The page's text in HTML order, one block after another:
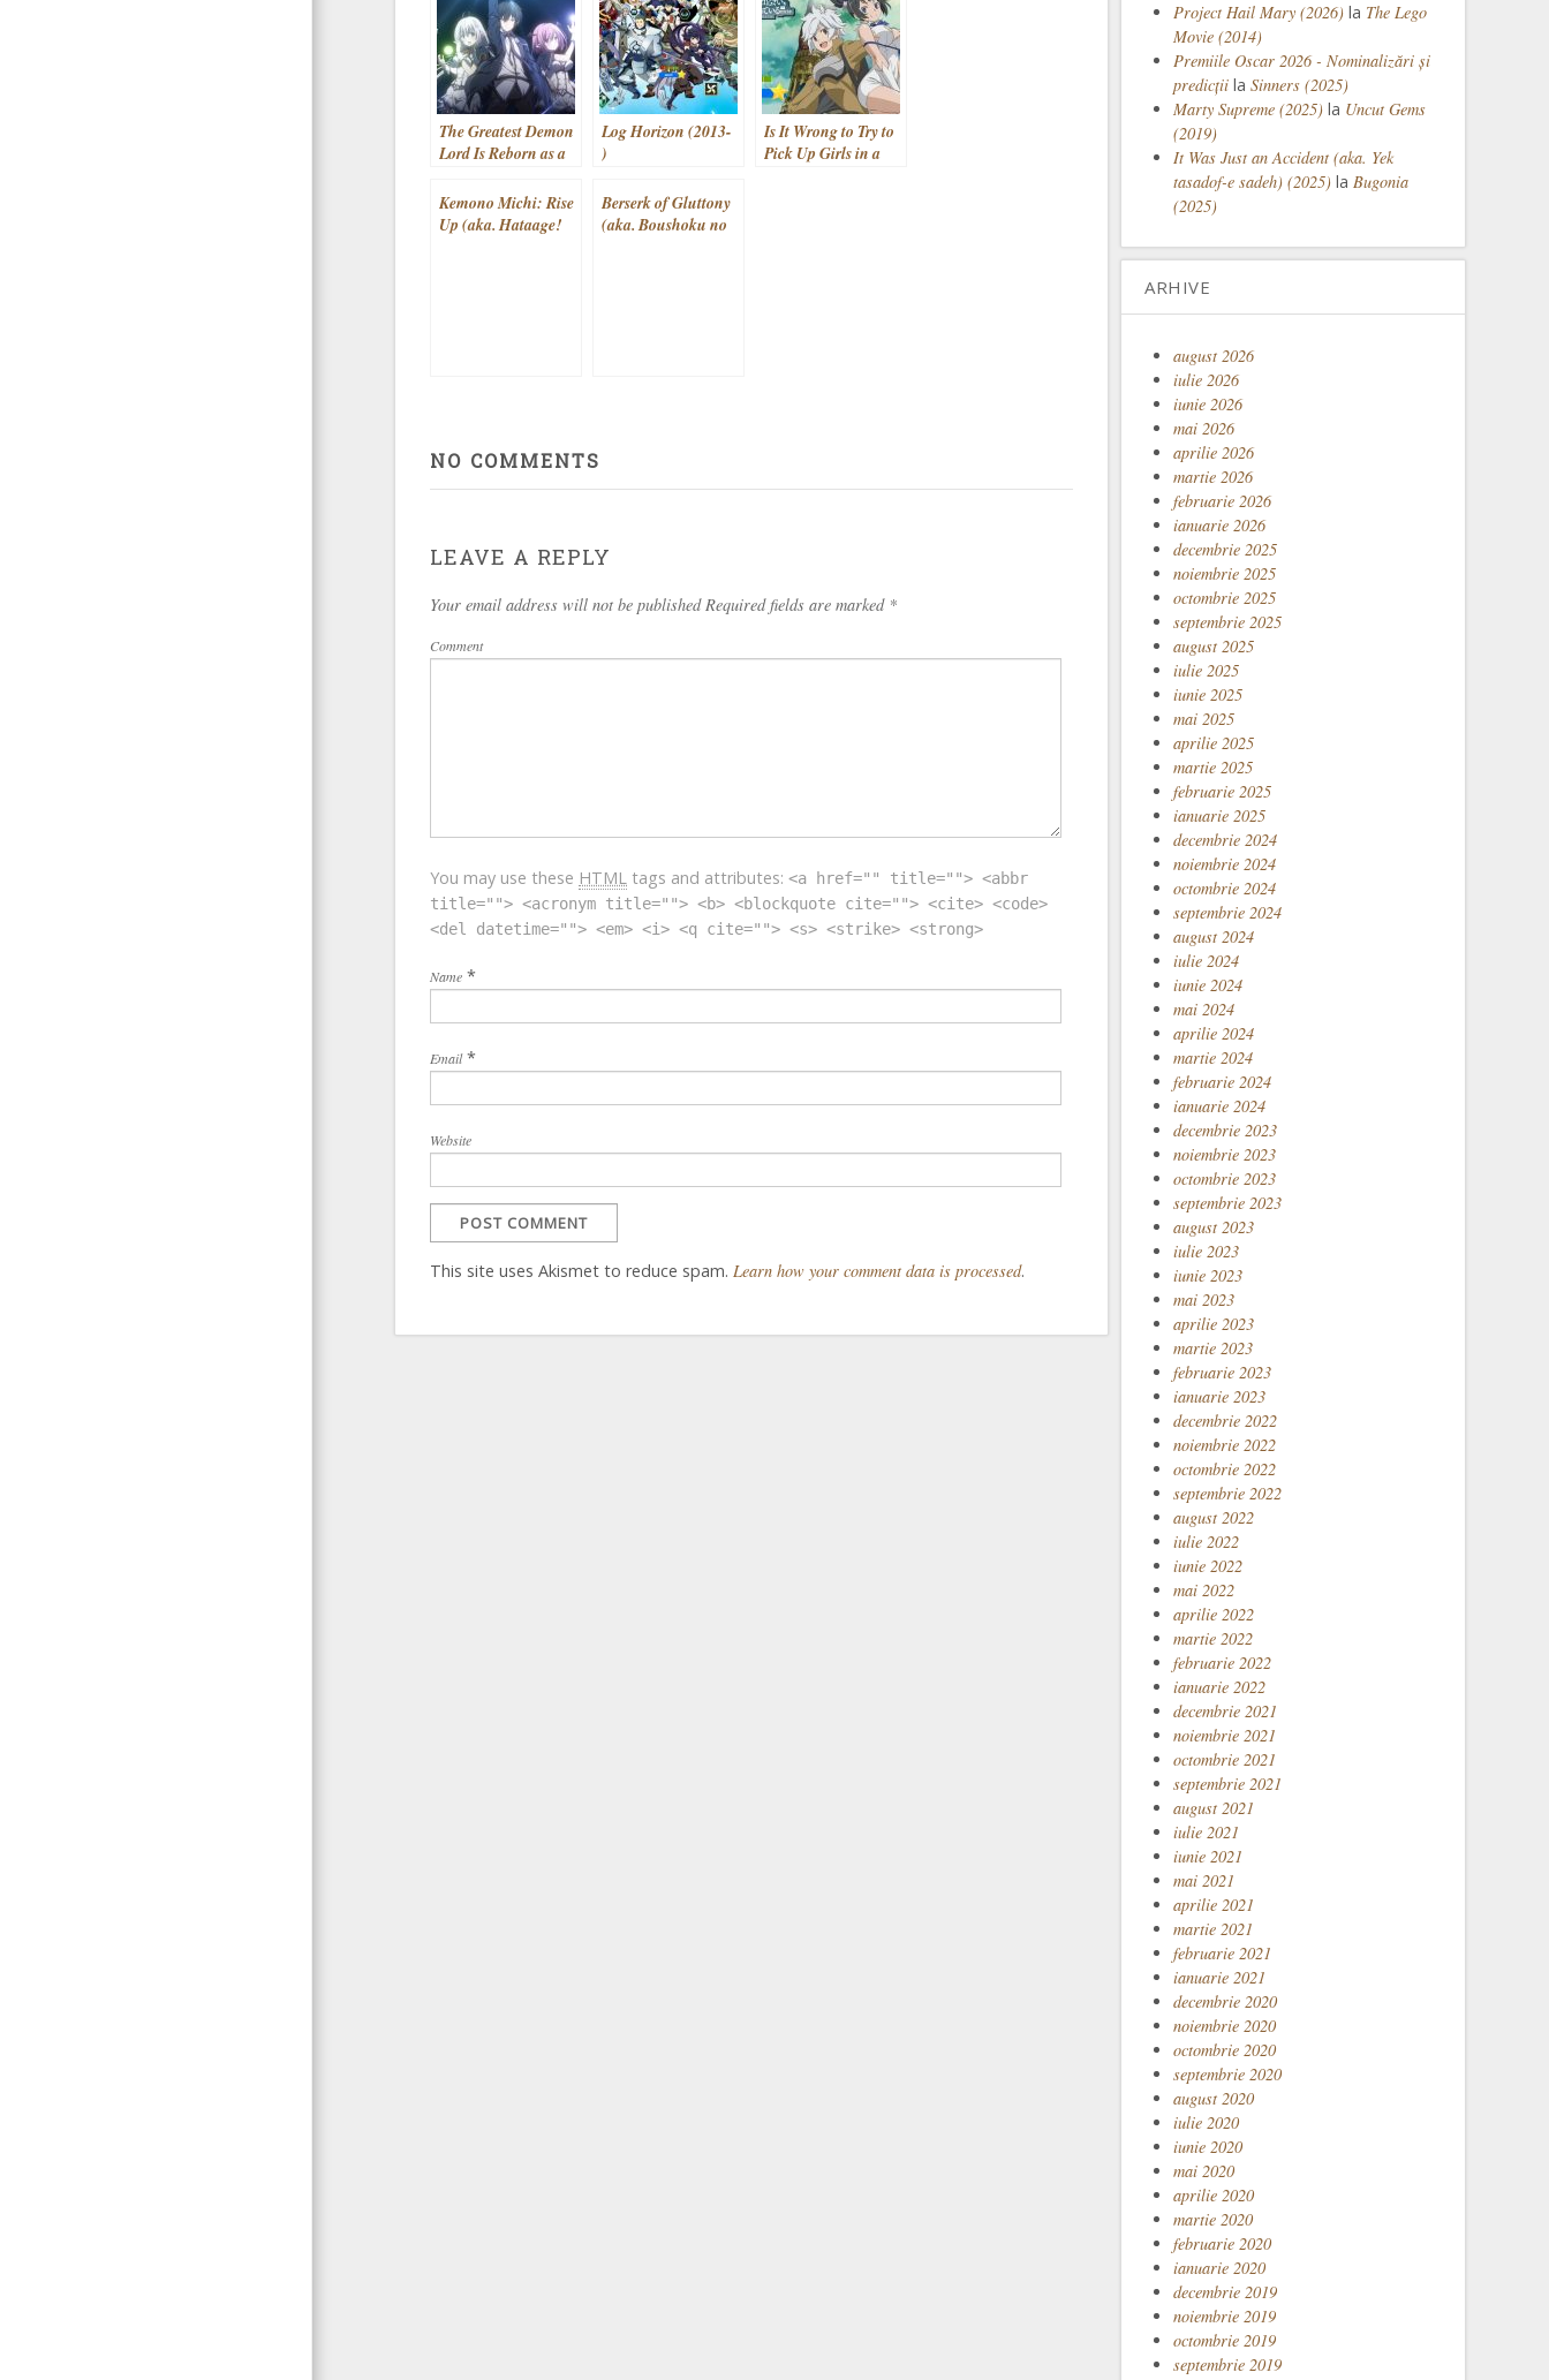
The Greatest Demon
Lord Is Reborn as a
Shijou Saikyou no
Daimaou, Murabito
A ni Tensei suru)
Log Horizon (2013-
)
Is It Wrong to Try to
Pick Up Girls in a
Kemono Michi: Rise
Up (aka. Hataage!
Berserk of Gluttony
(aka. Boushoku no
NO COMMENTS
LEAVE A REPLY
Your email address will not be published Required fields are marked *
Comment
You may use these HTML tags and attributes: <a href="" title=""> <abbr
title=""> <acronym title=""> <b> <blockquote cite=""> <cite> <code>
<del datetime=""> <em> <i> <q cite=""> <s> <strike> <strong>
Name *
Email *
Website
This site uses Akismet to reduce spam. Learn how your comment data is processed.
Project Hail Mary (2026) la The Lego
Movie (2014)
Premiile Oscar 2026 - Nominalizări și
predicții la Sinners (2025)
Marty Supreme (2025) la Uncut Gems
(2019)
It Was Just an Accident (aka. Yek
tasadof-e sadeh) (2025) la Bugonia
(2025)
ARHIVE
august 2026
iulie 2026
iunie 2026
mai 2026
aprilie 2026
martie 2026
februarie 2026
ianuarie 2026
decembrie 2025
noiembrie 2025
octombrie 2025
septembrie 2025
august 2025
iulie 2025
iunie 2025
mai 2025
aprilie 2025
martie 2025
februarie 2025
ianuarie 2025
decembrie 2024
noiembrie 2024
octombrie 2024
septembrie 2024
august 2024
iulie 2024
iunie 2024
mai 2024
aprilie 2024
martie 2024
februarie 2024
ianuarie 2024
decembrie 2023
noiembrie 2023
octombrie 2023
septembrie 2023
august 2023
iulie 2023
iunie 2023
mai 2023
aprilie 2023
martie 2023
februarie 2023
ianuarie 2023
decembrie 2022
noiembrie 2022
octombrie 2022
septembrie 2022
august 2022
iulie 2022
iunie 2022
mai 2022
aprilie 2022
martie 2022
februarie 2022
ianuarie 2022
decembrie 2021
noiembrie 2021
octombrie 2021
septembrie 2021
august 2021
iulie 2021
iunie 2021
mai 2021
aprilie 2021
martie 2021
februarie 2021
ianuarie 2021
decembrie 2020
noiembrie 2020
octombrie 2020
septembrie 2020
august 2020
iulie 2020
iunie 2020
mai 2020
aprilie 2020
martie 2020
februarie 2020
ianuarie 2020
decembrie 2019
noiembrie 2019
octombrie 2019
septembrie 2019